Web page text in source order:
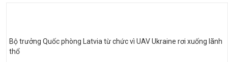
Bộ trưởng Quốc phòng Latvia từ chức vì UAV Ukraine rơi xuống lãnh
thổ